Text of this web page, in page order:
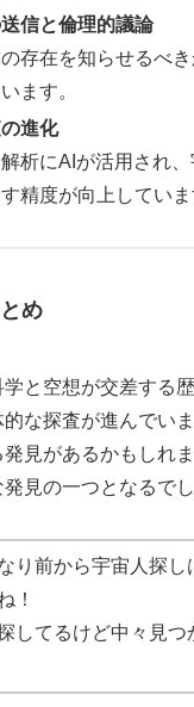
信と倫理的議論
存在を知らせるべ
ます。
進化
析にAIが活用され
精度が向上していま
め
と空想が交差する
な探査が進んでい
見があるかもしれ
見の一つとなるでし
り前から宇宙人探し
！
してるけど中々見つ